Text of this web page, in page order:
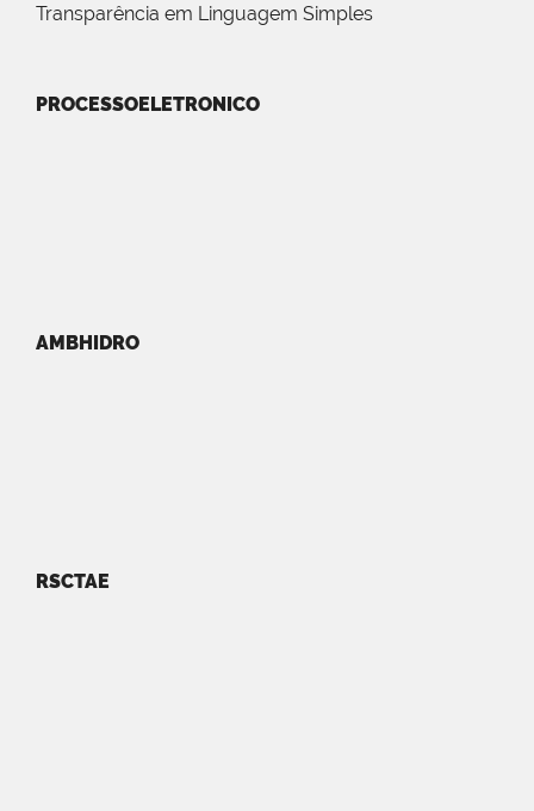
Transparência em Linguagem Simples
PROCESSOELETRONICO
AMBHIDRO
RSCTAE